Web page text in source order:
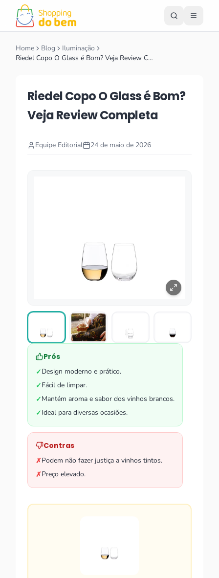
Home Blog
Iluminação
Riedel Copo O Glass é Bom? Veja Review C…
Riedel Copo O Glass é Bom?
Veja Review Completa
Equipe Editorial 24 de maio de 2026
Prós
✓Design moderno e prático.
✓Fácil de limpar.
✓Mantém aroma e sabor dos vinhos brancos.
✓Ideal para diversas ocasiões.
Contras
✗Podem não fazer justiça a vinhos tintos.
✗Preço elevado.